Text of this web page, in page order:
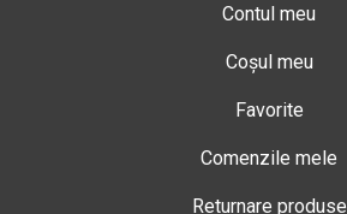
Contul meu
Coșul meu
Favorite
Comenzile mele
Returnare produse